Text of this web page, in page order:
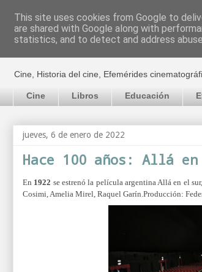
El cultural
Cine, Historia del cine, Efemérides
Cine Libros Educación
jueves, 6 de enero de 2022
Hace 100 años: Allá
En 1922 se estrenó la película argentina Allá en el
Cosimi, Amelia Mirel, Raquel Garín. Producción:
This site uses cookies from Google to
are shared with Google along with
statistics, and to detect and address